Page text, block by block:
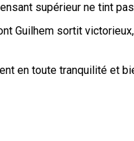
supérieur ne tint
Guilhem sortit victorieux,
en toute tranquilité et